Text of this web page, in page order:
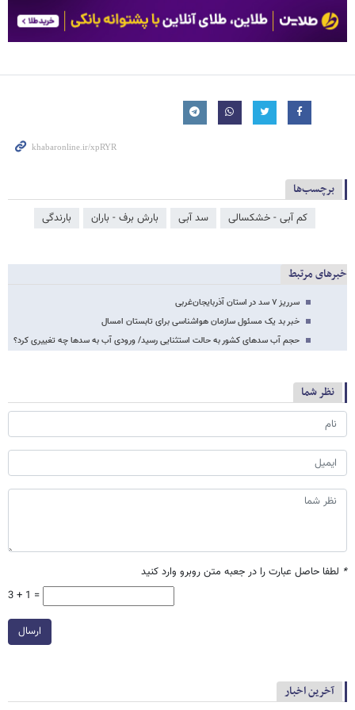
برچسب‌ها
کم آبی - خشکسالی سد آبی بارش برف - باران بارندگی
خبرهای مرتبط
سرریز ۷ سد در استان آذربایجان‌غربی
خبر بد یک مسئول سازمان هواشناسی برای تابستان امسال
حجم آب سدهای کشور به حالت استثنایی رسید/ ورودی آب به سدها چه تغییری کرد؟
نظر شما
* لطفا حاصل عبارت را در جعبه متن روبرو وارد کنید
3 + 1 =
ارسال
آخرین اخبار